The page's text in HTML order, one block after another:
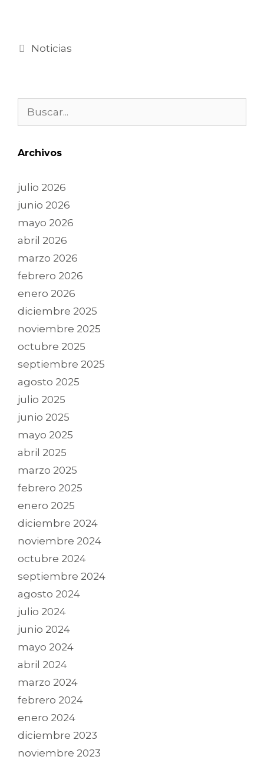
Noticias
Archivos
julio 2026
junio 2026
mayo 2026
abril 2026
marzo 2026
febrero 2026
enero 2026
diciembre 2025
noviembre 2025
octubre 2025
septiembre 2025
agosto 2025
julio 2025
junio 2025
mayo 2025
abril 2025
marzo 2025
febrero 2025
enero 2025
diciembre 2024
noviembre 2024
octubre 2024
septiembre 2024
agosto 2024
julio 2024
junio 2024
mayo 2024
abril 2024
marzo 2024
febrero 2024
enero 2024
diciembre 2023
noviembre 2023